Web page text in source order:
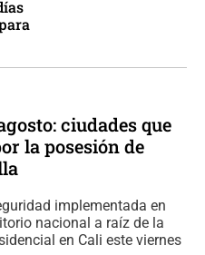
ciudades que
la posesión de
implementada en
nacional a raíz de la
en Cali este viernes